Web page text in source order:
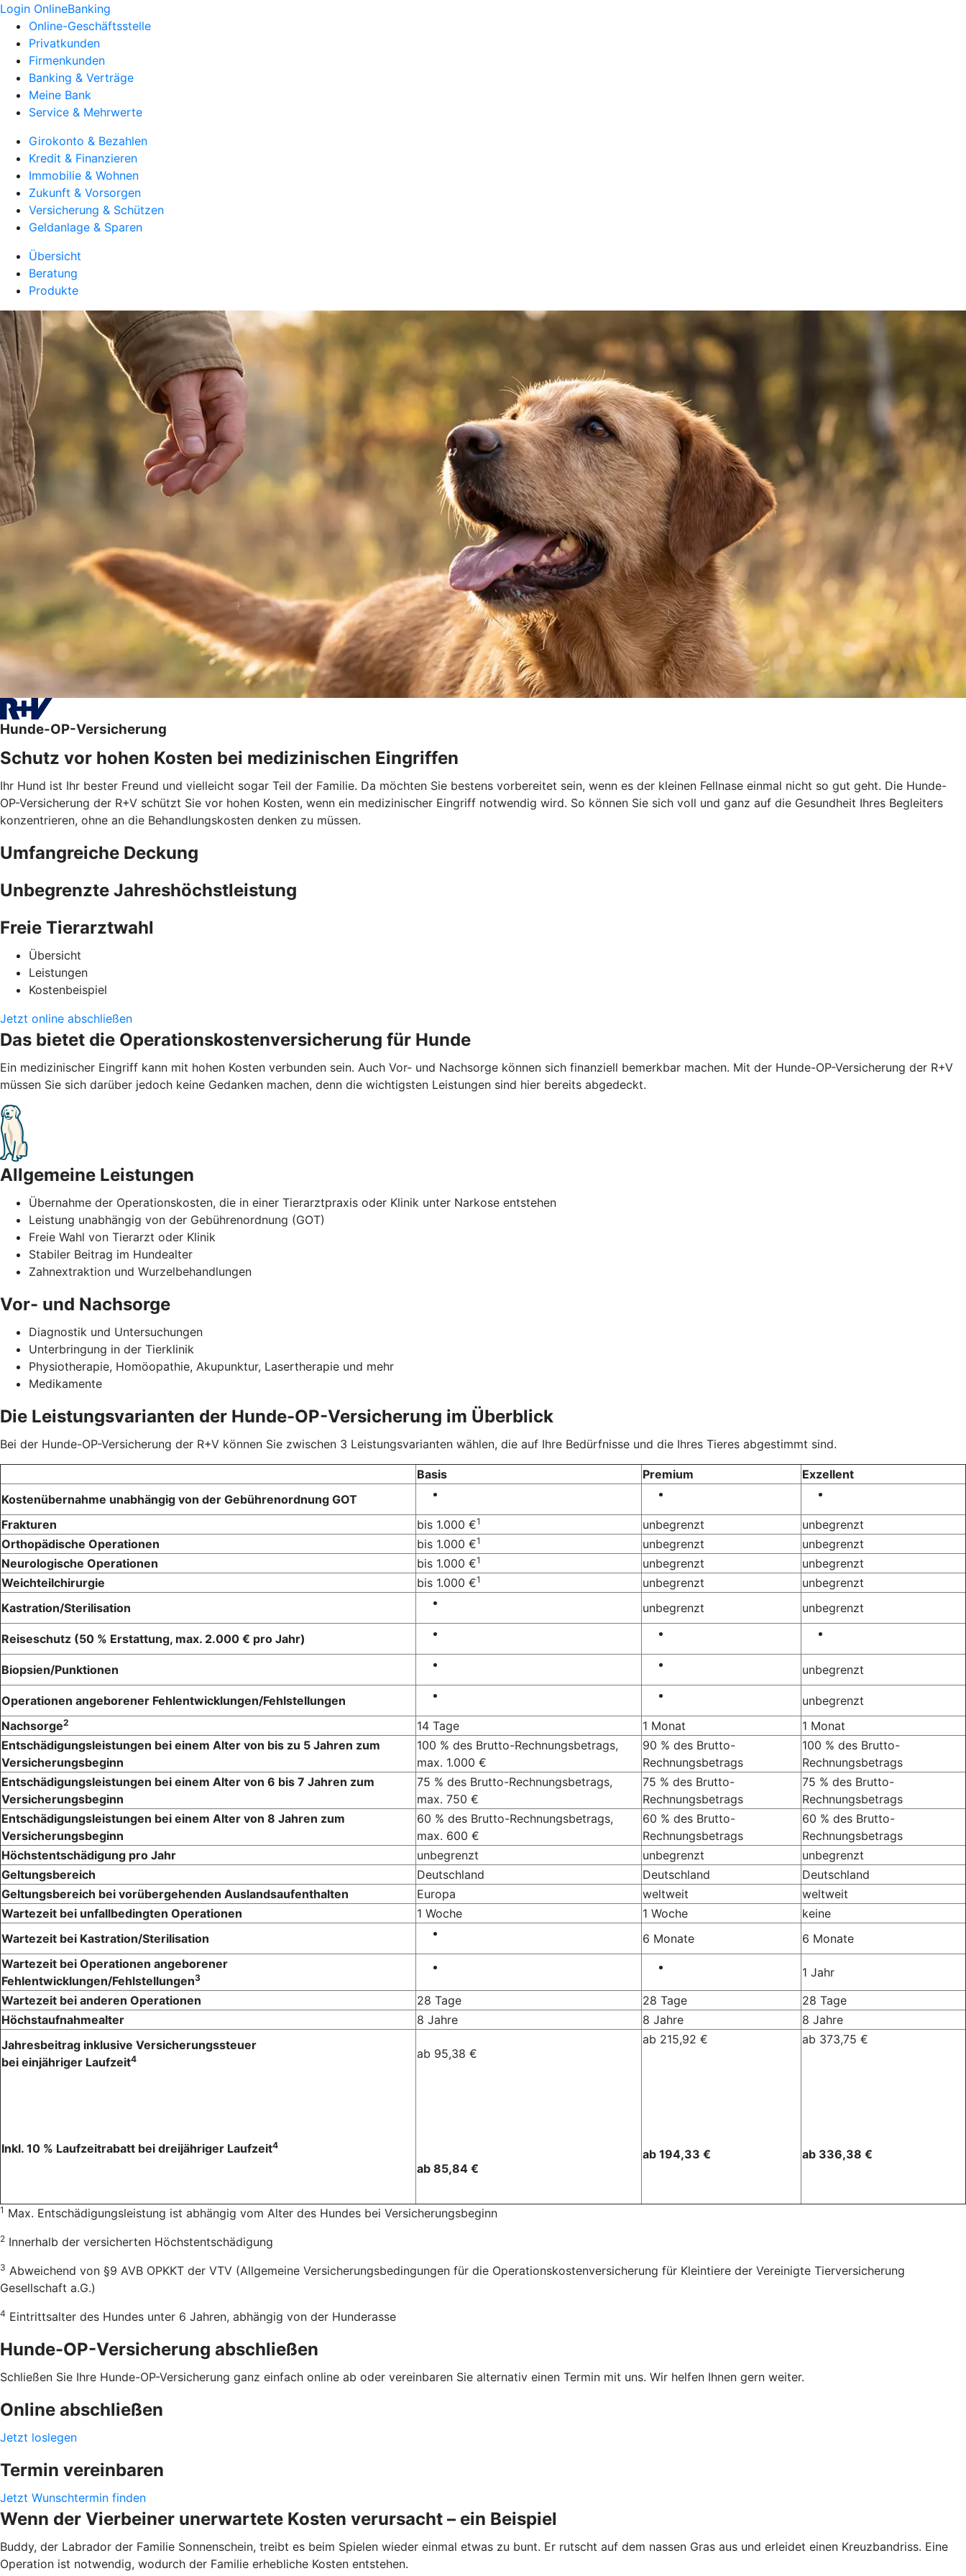
Login OnlineBanking
Online-Geschäftsstelle
Privatkunden
Firmenkunden
Banking & Verträge
Meine Bank
Service & Mehrwerte
Girokonto & Bezahlen
Kredit & Finanzieren
Immobilie & Wohnen
Zukunft & Vorsorgen
Versicherung & Schützen
Geldanlage & Sparen
Übersicht
Beratung
Produkte
Hunde-OP-Versicherung
Schutz vor hohen Kosten bei medizinischen Eingriffen
Ihr Hund ist Ihr bester Freund und vielleicht sogar Teil der Familie. Da möchten Sie bestens vorbereitet sein, wenn es der kleinen Fellnase einmal nicht so gut geht. Die Hunde-
OP-Versicherung der R+V schützt Sie vor hohen Kosten, wenn ein medizinischer Eingriff notwendig wird. So können Sie sich voll und ganz auf die Gesundheit Ihres Begleiters
konzentrieren, ohne an die Behandlungskosten denken zu müssen.
Umfangreiche Deckung
Unbegrenzte Jahreshöchstleistung
Freie Tierarztwahl
Übersicht
Leistungen
Kostenbeispiel
Jetzt online abschließen
Das bietet die Operationskostenversicherung für Hunde
Ein medizinischer Eingriff kann mit hohen Kosten verbunden sein. Auch Vor- und Nachsorge können sich finanziell bemerkbar machen. Mit der Hunde-OP-Versicherung der R+V
müssen Sie sich darüber jedoch keine Gedanken machen, denn die wichtigsten Leistungen sind hier bereits abgedeckt.
Allgemeine Leistungen
Übernahme der Operationskosten, die in einer Tierarztpraxis oder Klinik unter Narkose entstehen
Leistung unabhängig von der Gebührenordnung (GOT)
Freie Wahl von Tierarzt oder Klinik
Stabiler Beitrag im Hundealter
Zahnextraktion und Wurzelbehandlungen
Vor- und Nachsorge
Diagnostik und Untersuchungen
Unterbringung in der Tierklinik
Physiotherapie, Homöopathie, Akupunktur, Lasertherapie und mehr
Medikamente
Die Leistungsvarianten der Hunde-OP-Versicherung im Überblick
Bei der Hunde-OP-Versicherung der R+V können Sie zwischen 3 Leistungsvarianten wählen, die auf Ihre Bedürfnisse und die Ihres Tieres abgestimmt sind.
Basis Premium
Exzellent
Kostenübernahme unabhängig von der Gebührenordnung GOT
Frakturen
bis 1.000 €1 unbegrenzt
unbegrenzt
Orthopädische Operationen
bis 1.000 €1 unbegrenzt
unbegrenzt
Neurologische Operationen
bis 1.000 €1 unbegrenzt
unbegrenzt
Weichteilchirurgie
bis 1.000 €1 unbegrenzt
unbegrenzt
Kastration/Sterilisation
unbegrenzt unbegrenzt
Reiseschutz (50 % Erstattung, max. 2.000 € pro Jahr)
Biopsien/Punktionen unbegrenzt
Operationen angeborener Fehlentwicklungen/Fehlstellungen
unbegrenzt
Nachsorge2 14 Tage 1 Monat
1 Monat
Entschädigungsleistungen bei einem Alter von bis zu 5 Jahren zum
Versicherungsbeginn
100 % des Brutto-Rechnungsbetrags,
max. 1.000 €
90 % des Brutto-
Rechnungsbetrags
100 % des Brutto-
Rechnungsbetrags
Entschädigungsleistungen bei einem Alter von 6 bis 7 Jahren zum
Versicherungsbeginn
75 % des Brutto-Rechnungsbetrags,
max. 750 €
75 % des Brutto-
Rechnungsbetrags
75 % des Brutto-
Rechnungsbetrags
Entschädigungsleistungen bei einem Alter von 8 Jahren zum
Versicherungsbeginn
60 % des Brutto-Rechnungsbetrags,
max. 600 €
60 % des Brutto-
Rechnungsbetrags
60 % des Brutto-
Rechnungsbetrags
Höchstentschädigung pro Jahr
unbegrenzt unbegrenzt
unbegrenzt
Geltungsbereich
Deutschland Deutschland
Deutschland
Geltungsbereich bei vorübergehenden Auslandsaufenthalten
Europa weltweit
weltweit
Wartezeit bei unfallbedingten Operationen
1 Woche 1 Woche
keine
Wartezeit bei Kastration/Sterilisation
6 Monate
6 Monate
Wartezeit bei Operationen angeborener
Fehlentwicklungen/Fehlstellungen3
1 Jahr
Wartezeit bei anderen Operationen
28 Tage 28 Tage
28 Tage
Höchstaufnahmealter
8 Jahre 8 Jahre
8 Jahre
Jahresbeitrag inklusive Versicherungssteuer
bei einjähriger Laufzeit4
Inkl. 10 % Laufzeitrabatt bei dreijähriger Laufzeit4
ab 95,38 €
ab 85,84 €
ab 215,92 €
ab 194,33 €
ab 373,75 €
ab 336,38 €
1 Max. Entschädigungsleistung ist abhängig vom Alter des Hundes bei Versicherungsbeginn
2 Innerhalb der versicherten Höchstentschädigung
3 Abweichend von §9 AVB OPKKT der VTV (Allgemeine Versicherungsbedingungen für die Operationskostenversicherung für Kleintiere der Vereinigte Tierversicherung
Gesellschaft a.G.)
4 Eintrittsalter des Hundes unter 6 Jahren, abhängig von der Hunderasse
Hunde-OP-Versicherung abschließen
Schließen Sie Ihre Hunde-OP-Versicherung ganz einfach online ab oder vereinbaren Sie alternativ einen Termin mit uns. Wir helfen Ihnen gern weiter.
Online abschließen
Jetzt loslegen
Termin vereinbaren
Jetzt Wunschtermin finden
Wenn der Vierbeiner unerwartete Kosten verursacht – ein Beispiel
Buddy, der Labrador der Familie Sonnenschein, treibt es beim Spielen wieder einmal etwas zu bunt. Er rutscht auf dem nassen Gras aus und erleidet einen Kreuzbandriss. Eine
Operation ist notwendig, wodurch der Familie erhebliche Kosten entstehen.